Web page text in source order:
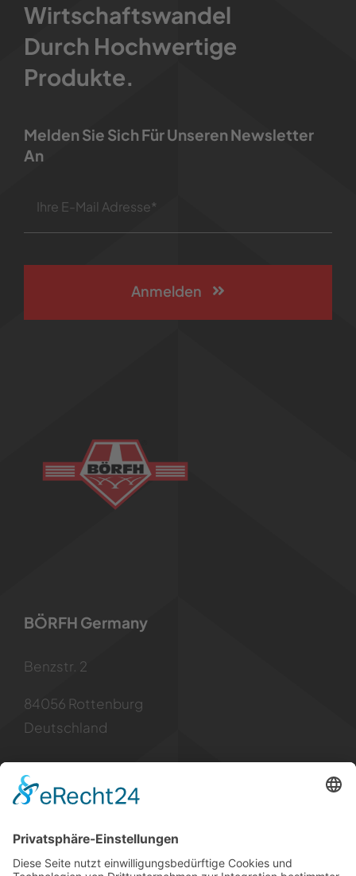
Wirtschaftswandel
Durch Hochwertige
Produkte.
Melden Sie Sich Für Unseren Newsletter
An
Anmelden
BÖRFH Germany
Benzstr. 2
84056 Rottenburg
Deutschland
Kontakt
Mail: info [at] borfh.de